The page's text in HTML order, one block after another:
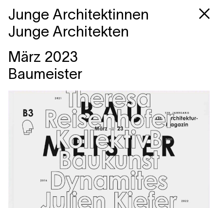
Junge Architektinnen
Junge Architekten
März 2023
Baumeister